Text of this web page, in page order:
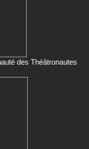
des Théâtronautes